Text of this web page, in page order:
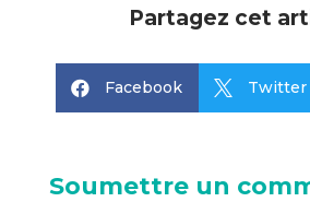
Partagez cet
 Facebook  Twitter
Soumettre un